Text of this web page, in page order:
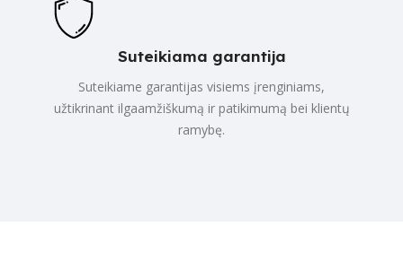
Suteikiama garantija
Suteikiame garantijas visiems įrenginiams,
užtikrinant ilgaamžiškumą ir patikimumą bei klientų
ramybę.